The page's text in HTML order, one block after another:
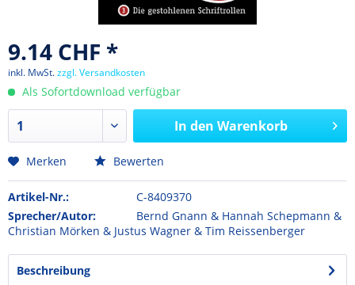
9.14 CHF *
inkl. MwSt.zzgl. Versandkosten
Als Sofortdownload verfügbar
In den Warenkorb
Merken Bewerten
Artikel-Nr.:
C-8409370
Sprecher/Autor:
Bernd Gnann & Hannah Schepmann &
Christian Mörken & Justus Wagner & Tim Reissenberger
Beschreibung